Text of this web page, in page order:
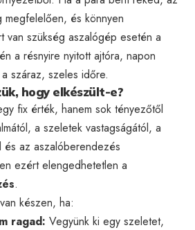
megfelelően, és könnyen
van szükség aszalógép esetén a
a résnyire nyitott ajtóra, napon
száraz, szeles időre.
hogy elkészült-e?
fix érték, hanem sok tényezőtől
a szeletek vastagságától, a
és az aszalóberendezés
ezért elengedhetetlen a
.
készen, ha:
ragad: Vegyünk ki egy szeletet,